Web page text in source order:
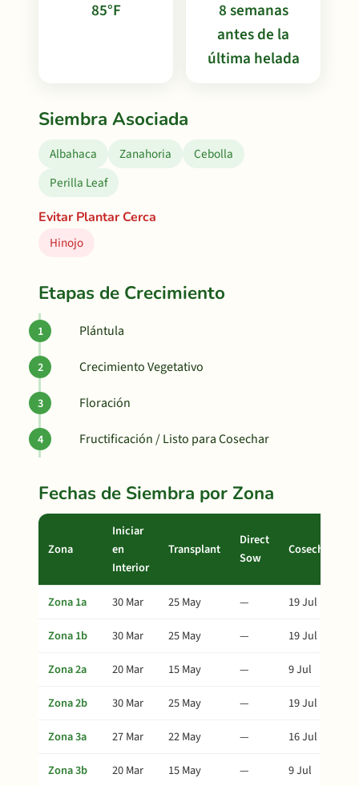
85°F
8 semanas
antes de la
última helada
Siembra Asociada
Albahaca Zanahoria
Cebolla
Perilla Leaf
Evitar Plantar Cerca
Hinojo
Etapas de Crecimiento
Plántula
Crecimiento Vegetativo
Floración
Fructificación / Listo para Cosechar
Fechas de Siembra por Zona
Zona
Iniciar
en
Interior
Transplant
Direct
Sow
Cosecha
Zona 1a 30 Mar 25 May —
19 Jul
Zona 1b
30 Mar 25 May —
19 Jul
Zona 2a
20 Mar 15 May —
9 Jul
Zona 2b
30 Mar 25 May —
19 Jul
Zona 3a
27 Mar 22 May —
16 Jul
Zona 3b
20 Mar 15 May —
9 Jul